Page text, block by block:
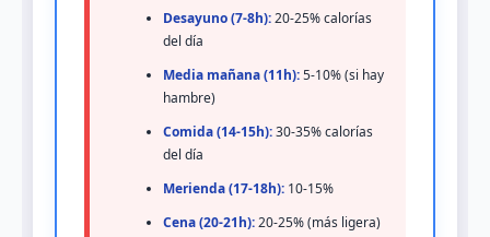
Desayuno (7-8h):20-25% calorías
del día
Media mañana (11h):5-10% (si hay
hambre)
Comida (14-15h):30-35% calorías
del día
Merienda (17-18h): 10-15%
Cena (20-21h):20-25% (más ligera)